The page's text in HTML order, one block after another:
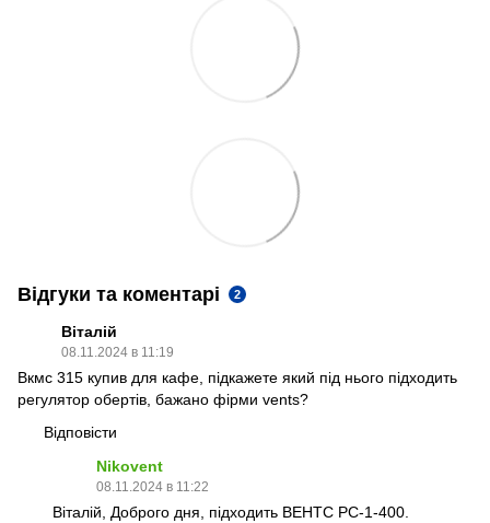
Відгуки та коментарі 2
Віталій
08.11.2024 в 11:19
Вкмс 315 купив для кафе, підкажете який під нього підходить
регулятор обертів, бажано фірми vents?
Відповісти
Nikovent
08.11.2024 в 11:22
Віталій, Доброго дня, підходить ВЕНТС РС-1-400.